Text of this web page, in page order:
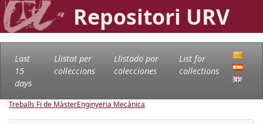
Repositori URV
Last
15
days
Llistat per
col·leccions
Llistado por
colecciones
List for
collections
Treballs Fi de MàsterEnginyeria Mecànica